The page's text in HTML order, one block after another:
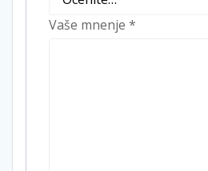
Vaše mnenje *